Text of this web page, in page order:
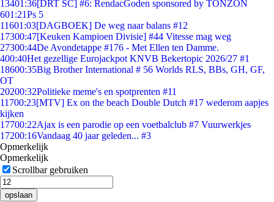
13401:36[DRT SC] #6: RendacGoden sponsored by TONZON
601:21Ps 5
11601:03[DAGBOEK] De weg naar balans #12
17300:47[Keuken Kampioen Divisie] #44 Vitesse mag weg
27300:44De Avondetappe #176 - Met Ellen ten Damme.
400:40Het gezellige Eurojackpot KNVB Bekertopic 2026/27 #1
18600:35Big Brother International # 56 Worlds RLS, BBs, GH, GF,
OT
20200:32Politieke meme's en spotprenten #11
11700:23[MTV] Ex on the beach Double Dutch #17 wederom aapjes
kijken
17700:22Ajax is een parodie op een voetbalclub #7 Vuurwerkjes
17200:16Vandaag 40 jaar geleden... #3
Opmerkelijk
Opmerkelijk
Scrollbar gebruiken
opslaan